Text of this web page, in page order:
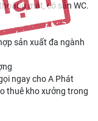
mát, có sẵn WC.
sản xuất đa ngành
ngay cho A Phát
thuê kho xưởng trong